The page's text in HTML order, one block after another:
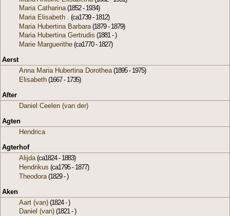
Maria Catharina(1852 - 1934)
Maria Elisabeth . (ca1739 - 1812)
Maria Hubertina Barbara (1879 - 1879)
Maria Hubertina Gertrudis (1881 - )
Marie Marguerithe (ca1770 - 1827)
Aerst
Anna Maria Hubertina Dorothea(1895 - 1975)
Elisabeth (1667 - 1735)
After
Daniel Ceelen (van der)
Agten
Hendrica
Agterhof
Alijda(ca1824 - 1883)
Hendrikus (ca1795 - 1877)
Theodora (1829 - )
Aken
Aart (van) (1824 - )
Daniel (van) (1821 - )